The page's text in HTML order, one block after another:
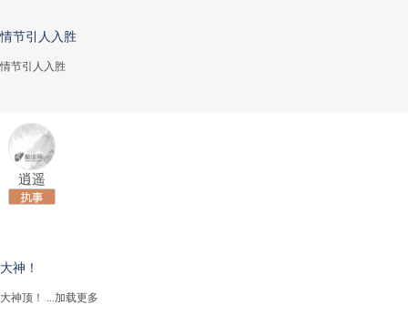
情节引人入胜
情节引人入胜
逍遥
大神！
大神顶！ ...加载更多